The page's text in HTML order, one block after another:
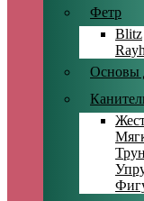
Фетр
Blitz
Основы